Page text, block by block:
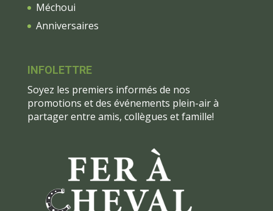
Méchoui
Anniversaires
INFOLETTRE
Soyez les premiers informés de nos
promotions et des événements plein-air à
partager entre amis, collègues et famille!